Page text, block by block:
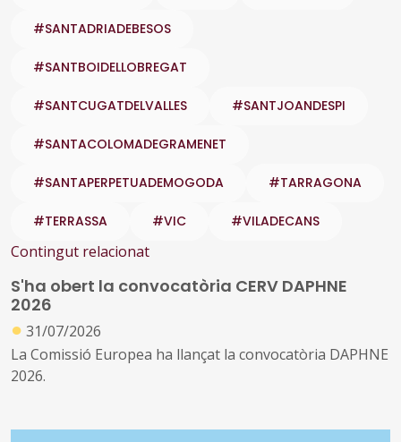
#SANTADRIADEBESOS
#SANTBOIDELLOBREGAT
#SANTCUGATDELVALLES #SANTJOANDESPI
#SANTACOLOMADEGRAMENET
#SANTAPERPETUADEMOGODA #TARRAGONA
#TERRASSA #VIC #VILADECANS
Contingut relacionat
S'ha obert la convocatòria CERV DAPHNE
2026
● 31/07/2026
La Comissió Europea ha llançat la convocatòria DAPHNE
2026.